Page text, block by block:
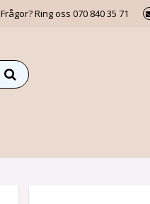
Frågor? Ring oss 070 840 35 71